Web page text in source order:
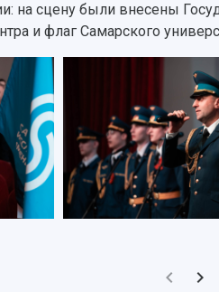
на сцену были внесены
и флаг Самарского